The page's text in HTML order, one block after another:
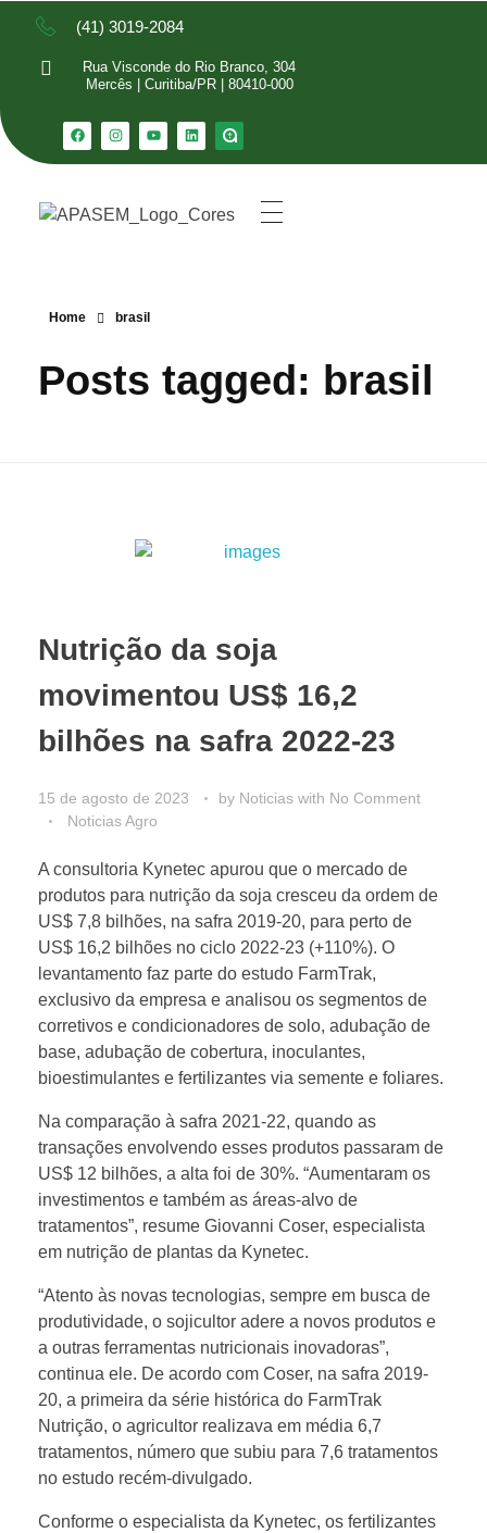
(41) 3019-2084
Rua Visconde do Rio Branco, 304
Mercês | Curitiba/PR | 80410-000
Home brasil
Posts tagged: brasil
Nutrição da soja
movimentou US$ 16,2
bilhões na safra 2022-23
15 de agosto de 2023 by Noticias with No Comment
Noticias Agro
A consultoria Kynetec apurou que o mercado de
produtos para nutrição da soja cresceu da ordem de
US$ 7,8 bilhões, na safra 2019-20, para perto de
US$ 16,2 bilhões no ciclo 2022-23 (+110%). O
levantamento faz parte do estudo FarmTrak,
exclusivo da empresa e analisou os segmentos de
corretivos e condicionadores de solo, adubação de
base, adubação de cobertura, inoculantes,
bioestimulantes e fertilizantes via semente e foliares.
Na comparação à safra 2021-22, quando as
transações envolvendo esses produtos passaram de
US$ 12 bilhões, a alta foi de 30%. “Aumentaram os
investimentos e também as áreas-alvo de
tratamentos”, resume Giovanni Coser, especialista
em nutrição de plantas da Kynetec.
“Atento às novas tecnologias, sempre em busca de
produtividade, o sojicultor adere a novos produtos e
a outras ferramentas nutricionais inovadoras”,
continua ele. De acordo com Coser, na safra 2019-
20, a primeira da série histórica do FarmTrak
Nutrição, o agricultor realizava em média 6,7
tratamentos, número que subiu para 7,6 tratamentos
no estudo recém-divulgado.
Conforme o especialista da Kynetec, os fertilizantes